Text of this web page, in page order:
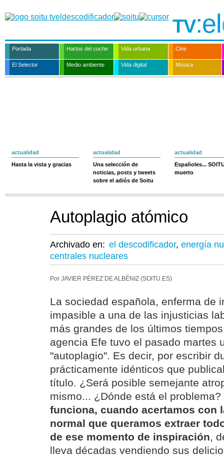
TV:el
Portada Hartos del coche Vida urbana Cine
El Selector Medio ambiente Vida digital Música
actualidad
Hasta la vista y gracias
actualidad
Una selección de
noticias, posts y tweets
sobre el adiós de Soitu
actualidad
Españoles...
muerto
Autoplagio atómico
Archivado en: el descodificador, energía
centrales nucleares
Por JAVIER PÉREZ DE ALBÉNIZ (SOITU.ES)
La sociedad española, enferma de
impasible a una de las injusticias
más grandes de los últimos
agencia Efe tuvo el pasado martes
"autoplagio". Es decir, por escribir
prácticamente idénticos que
título. ¿Será posible semejante
mismo... ¿Dónde está el problema?
funciona, cuando acertamos con
normal que queramos extraer
de ese momento de inspiración,
lleva décadas vendiendo sus